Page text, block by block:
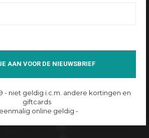
AAN VOOR DE NIEUWSBRIEF
- niet geldig i.c.m. andere kortingen en
giftcards
online geldig -